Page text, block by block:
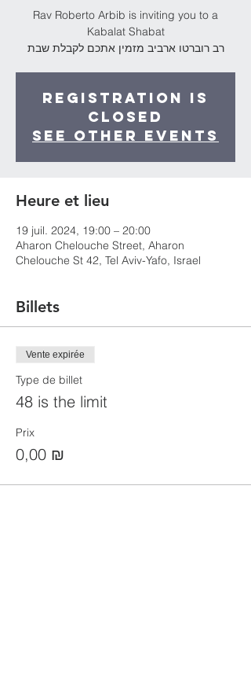
Rav Roberto Arbib is inviting you to a
Kabalat Shabat
רב רוברטו ארביב מזמין אתכם לקבלת שבת
Registration is
Closed
See other events
Heure et lieu
19 juil. 2024, 19:00 – 20:00
Aharon Chelouche Street, Aharon
Chelouche St 42, Tel Aviv-Yafo, Israel
Billets
Vente expirée
Type de billet
48 is the limit
Prix
0,00 ₪